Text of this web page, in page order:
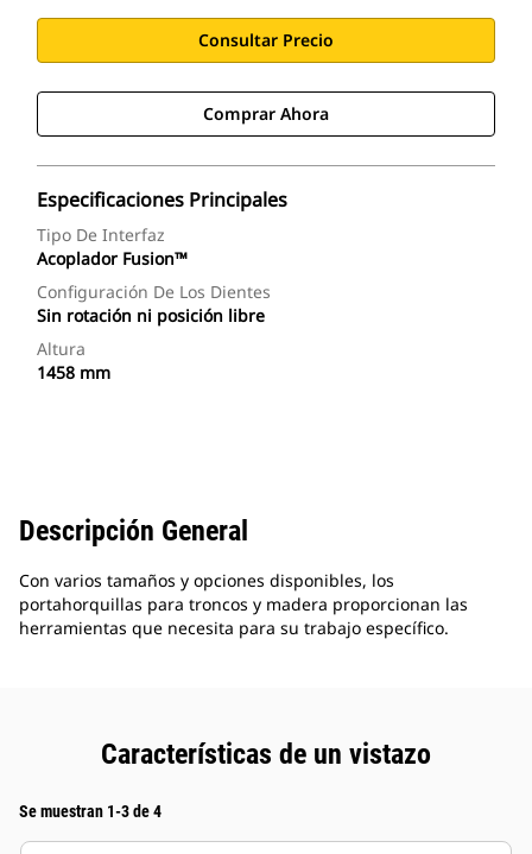
Consultar Precio
Comprar Ahora
Especificaciones Principales
Tipo De Interfaz
Acoplador Fusion™
Configuración De Los Dientes
Sin rotación ni posición libre
Altura
1458 mm
Descripción General
Con varios tamaños y opciones disponibles, los
portahorquillas para troncos y madera proporcionan las
herramientas que necesita para su trabajo específico.
Características de un vistazo
Se muestran 1-3 de 4